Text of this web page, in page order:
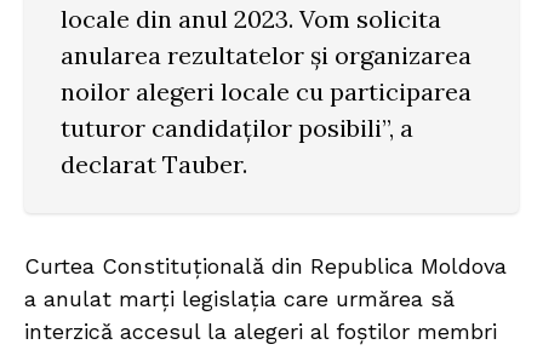
locale din anul 2023. Vom solicita
anularea rezultatelor și organizarea
noilor alegeri locale cu participarea
tuturor candidaților posibili”, a
declarat Tauber.
Curtea Constituţională din Republica Moldova
a anulat marţi legislaţia care urmărea să
interzică accesul la alegeri al foştilor membri